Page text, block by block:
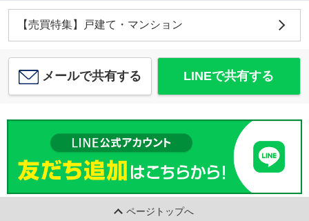
【売買特集】戸建て・マンション
メールで共有する LINEで共有する
ページトップへ